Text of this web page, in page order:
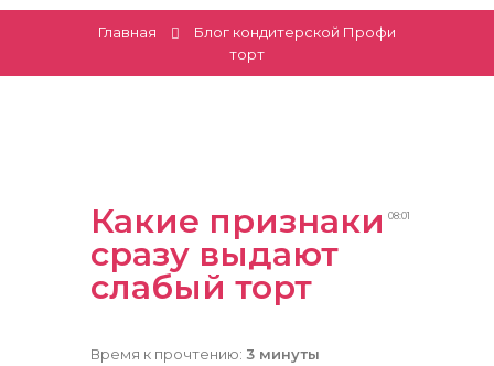
Главная
Блог кондитерской Профи
торт
08:01
Какие признаки
сразу выдают
слабый торт
Время к прочтению: 3 минуты